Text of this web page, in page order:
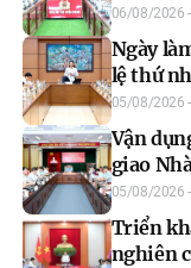
06/08/2026
Ngày
lệ thứ
05/08/2026
Vận
giao
trị cốt
05/08/2026
Triển
nghiên